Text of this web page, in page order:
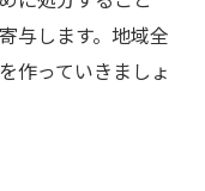
与します。地域全
作っていきましょ